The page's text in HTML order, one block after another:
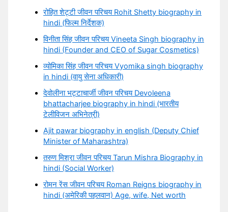
रोहित शेट्टी जीवन परिचय Rohit Shetty biography in
hindi (फिल्म निर्देशक)
विनीता सिंह जीवन परिचय Vineeta Singh biography in
hindi (Founder and CEO of Sugar Cosmetics)
व्योमिका सिंह जीवन परिचय Vyomika singh biography
in hindi (वायु सेना अधिकारी)
देवोलीना भट्टाचार्जी जीवन परिचय Devoleena
bhattacharjee biography in hindi (भारतीय
टेलीविजन अभिनेत्री)
Ajit pawar biography in english (Deputy Chief
Minister of Maharashtra)
तरुण मिश्रा जीवन परिचय Tarun Mishra Biography in
hindi (Social Worker)
रोमन रेंस जीवन परिचय Roman Reigns biography in
hindi (अमेरिकी पहलवान) Age, wife, Net worth